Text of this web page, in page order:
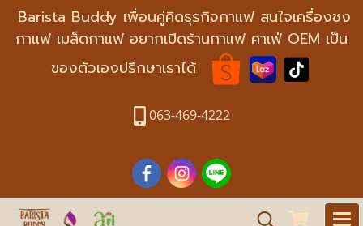
Barista Buddy เพื่อนคู่คิดธุรกิจกาแฟ สนใจเครื่องชง
กาแฟ เมล็ดกาแฟ อยากเปิดร้านกาแฟ คาเฟ่ OEM เป็น
ของตัวเองปรึกษาเราได้
063-469-4222